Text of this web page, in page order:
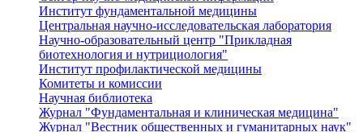
Институт фундаментальной медицины
Центральная научно-исследовательская лаборатория
Научно-образовательный центр "Прикладная
биотехнология и нутрициология"
Институт профилактической медицины
Комитеты и комиссии
Научная библиотека
Журнал "Фундаментальная и клиническая медицина"
Журнал "Вестник общественных и гуманитарных наук"